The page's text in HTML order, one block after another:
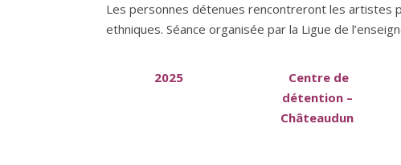
Les personnes détenues rencontreront les artistes
ethniques. Séance organisée par la Ligue de
2025
Centre de
détention –
Châteaudun